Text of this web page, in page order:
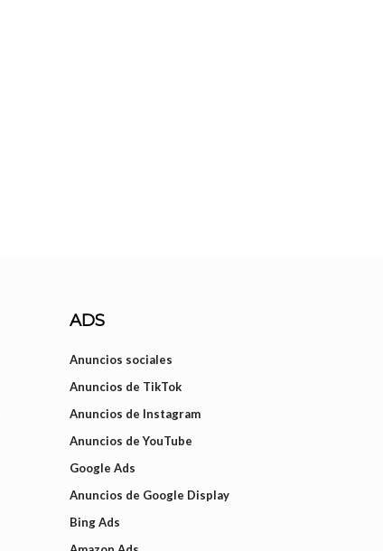
ADS
Anuncios sociales
Anuncios de TikTok
Anuncios de Instagram
Anuncios de YouTube
Google Ads
Anuncios de Google Display
Bing Ads